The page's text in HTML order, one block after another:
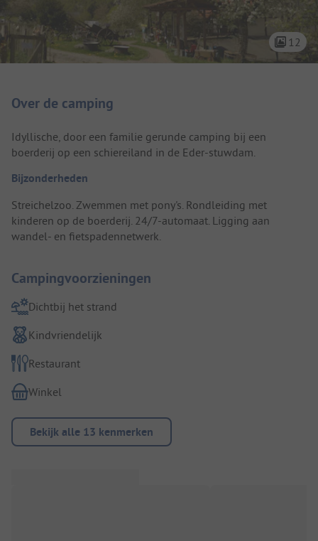
12
Over de camping
Idyllische, door een familie gerunde camping bij een
boerderij op een schiereiland in de Eder-stuwdam.
Bijzonderheden
Streichelzoo. Zwemmen met pony's. Rondleiding met
kinderen op de boerderij. 24/7-automaat. Ligging aan
wandel- en fietspadennetwerk.
Campingvoorzieningen
Dichtbij het strand
Kindvriendelijk
Restaurant
Winkel
Bekijk alle 13 kenmerken